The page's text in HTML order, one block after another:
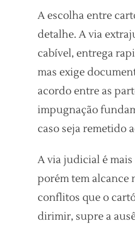
A escolha entre
detalhe. A via
cabível, entrega
mas exige
acordo entre as
impugnação
caso seja remetido
A via judicial é mais
porém tem alcance
conflitos que o
dirimir, supre a